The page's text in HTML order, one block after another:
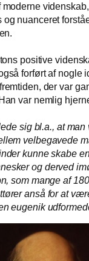
moderne
og nuanceret
positive
forført af nogle
der var
var nemlig
sig bl.a., at man
velbegavede
kunne skabe
og derved
som mange af
anså for at
eugenik